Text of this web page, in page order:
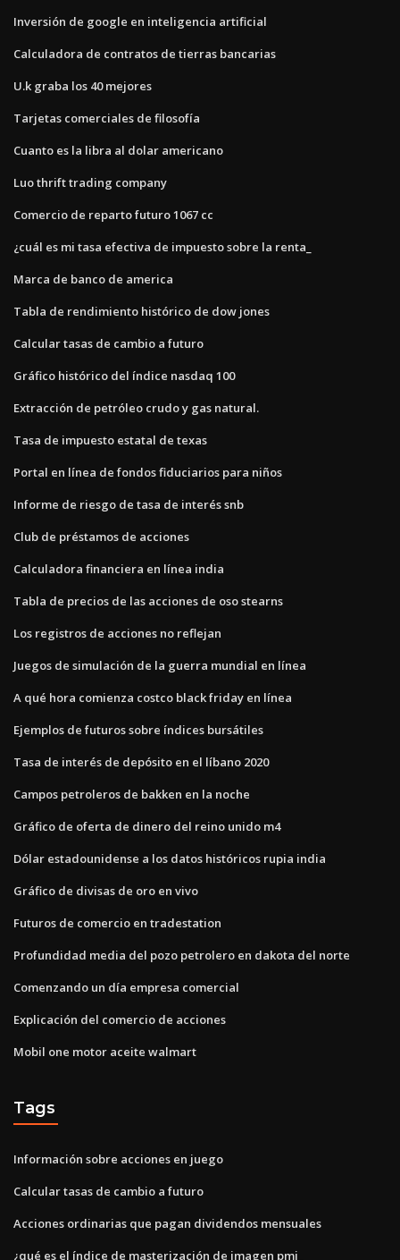
Inversión de google en inteligencia artificial
Calculadora de contratos de tierras bancarias
U.k graba los 40 mejores
Tarjetas comerciales de filosofía
Cuanto es la libra al dolar americano
Luo thrift trading company
Comercio de reparto futuro 1067 cc
¿cuál es mi tasa efectiva de impuesto sobre la renta_
Marca de banco de america
Tabla de rendimiento histórico de dow jones
Calcular tasas de cambio a futuro
Gráfico histórico del índice nasdaq 100
Extracción de petróleo crudo y gas natural.
Tasa de impuesto estatal de texas
Portal en línea de fondos fiduciarios para niños
Informe de riesgo de tasa de interés snb
Club de préstamos de acciones
Calculadora financiera en línea india
Tabla de precios de las acciones de oso stearns
Los registros de acciones no reflejan
Juegos de simulación de la guerra mundial en línea
A qué hora comienza costco black friday en línea
Ejemplos de futuros sobre índices bursátiles
Tasa de interés de depósito en el líbano 2020
Campos petroleros de bakken en la noche
Gráfico de oferta de dinero del reino unido m4
Dólar estadounidense a los datos históricos rupia india
Gráfico de divisas de oro en vivo
Futuros de comercio en tradestation
Profundidad media del pozo petrolero en dakota del norte
Comenzando un día empresa comercial
Explicación del comercio de acciones
Mobil one motor aceite walmart
Tags
Información sobre acciones en juego
Calcular tasas de cambio a futuro
Acciones ordinarias que pagan dividendos mensuales
¿qué es el índice de masterización de imagen pmi_